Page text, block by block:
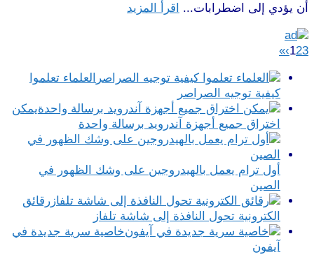
أن يؤدي إلى اضطرابات...
اقرأ المزيد
123
›
»
العلماء تعلموا
كيفية توجيه الصراصر
يمكن
اختراق جميع أجهزة آندرويد برسالة واحدة
أول ترام يعمل بالهيدروجين على وشك الظهور في
الصين
رقائق
الكترونية تحول النافذة إلى شاشة تلفاز
خاصية سرية جديدة في
آيفون